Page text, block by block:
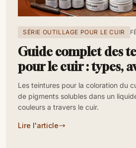
SÉRIE OUTILLAGE POUR LE CUIR
Guide complet des
pour le cuir : types,
conseils
Les teintures pour la coloration du
de pigments solubles dans un
couleurs a travers le cuir.
Lire l'article